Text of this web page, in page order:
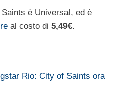
è Universal, ed è
al costo di 5,49€.
Rio: City of Saints ora